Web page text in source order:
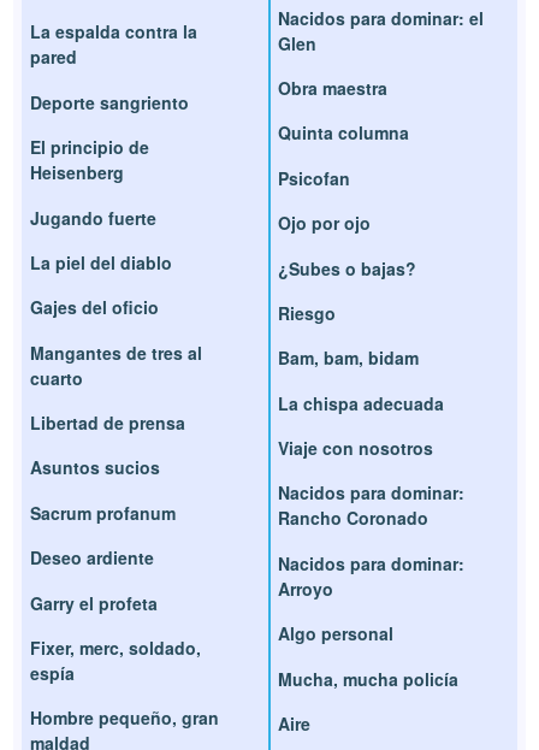
La espalda contra la
pared
Deporte sangriento
El principio de
Heisenberg
Jugando fuerte
La piel del diablo
Gajes del oficio
Mangantes de tres al
cuarto
Libertad de prensa
Asuntos sucios
Sacrum profanum
Deseo ardiente
Garry el profeta
Fixer, merc, soldado,
espía
Hombre pequeño, gran
maldad
Nacidos para dominar: el
Glen
Obra maestra
Quinta columna
Psicofan
Ojo por ojo
¿Subes o bajas?
Riesgo
Bam, bam, bidam
La chispa adecuada
Viaje con nosotros
Nacidos para dominar:
Rancho Coronado
Nacidos para dominar:
Arroyo
Algo personal
Mucha, mucha policía
Aire